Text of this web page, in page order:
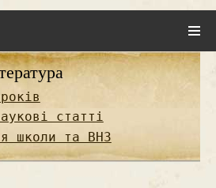
статті
школи та ВНЗ